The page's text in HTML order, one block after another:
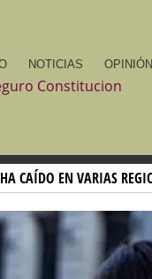
NOTICIAS
CAÍDO EN VARIAS